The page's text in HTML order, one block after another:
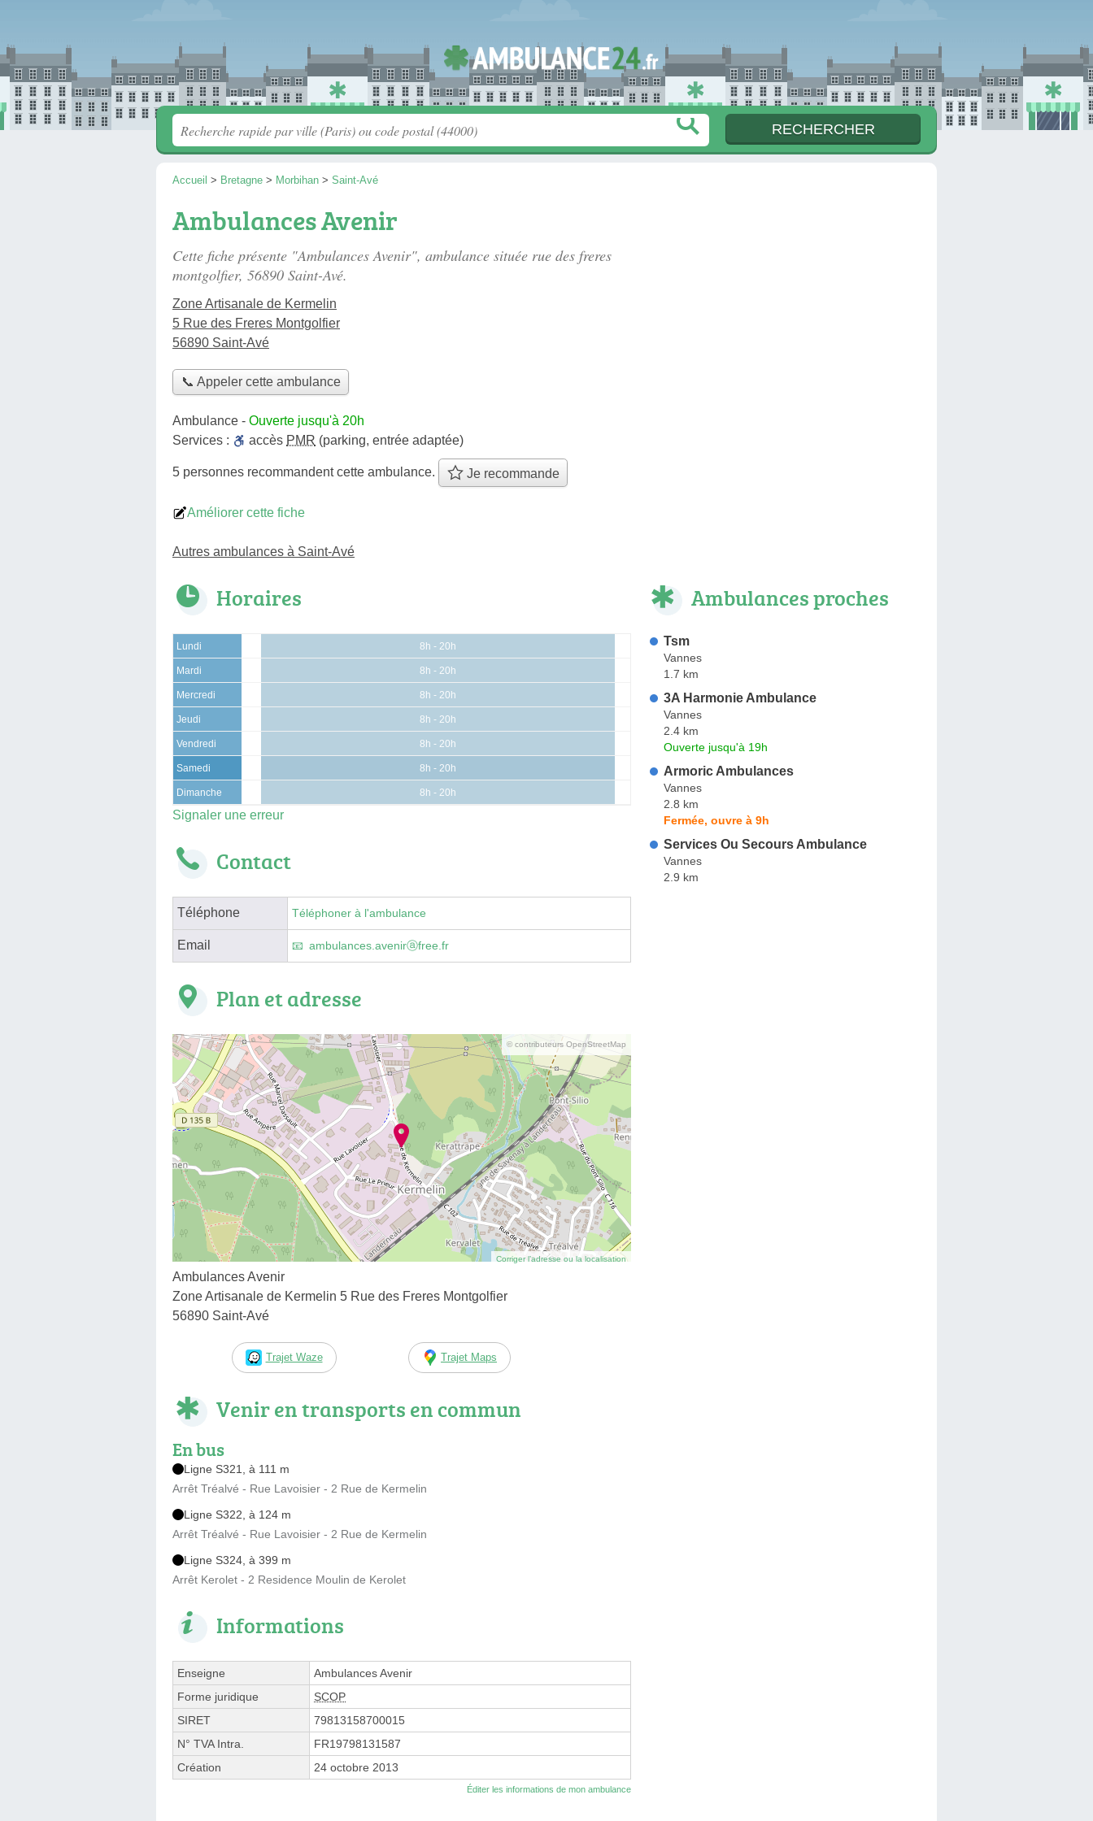
Accueil > Bretagne > Morbihan > Saint-Avé
Ambulances Avenir
Cette fiche présente "Ambulances Avenir", ambulance située rue des freres
montgolfier, 56890 Saint-Avé.
Zone Artisanale de Kermelin
5 Rue des Freres Montgolfier
56890 Saint-Avé
📞 Appeler cette ambulance
Ambulance - Ouverte jusqu'à 20h
Services :
accès PMR (parking, entrée adaptée)
5 personnes recommandentcette ambulance. Je recommande
Améliorer cette fiche
Autres ambulances à Saint-Avé
Horaires
Lundi 8h - 20h
Mardi 8h - 20h
Mercredi 8h - 20h
Jeudi 8h - 20h
Vendredi 8h - 20h
Samedi 8h - 20h
Dimanche 8h - 20h
Signaler une erreur
Contact
Téléphone Téléphoner à l'ambulance
Email ambulances.avenirⓐfree.fr
Plan et adresse
© contributeurs OpenStreetMap
Corriger l’adresse ou la localisation
Ambulances Avenir
Zone Artisanale de Kermelin 5 Rue des Freres Montgolfier
56890 Saint-Avé
Trajet Waze Trajet Maps
Venir en transports en commun
En bus
Ligne S321, à 111 m
Arrêt Tréalvé - Rue Lavoisier - 2 Rue de Kermelin
Ligne S322, à 124 m
Arrêt Tréalvé - Rue Lavoisier - 2 Rue de Kermelin
Ligne S324, à 399 m
Arrêt Kerolet - 2 Residence Moulin de Kerolet
Informations
Enseigne
Ambulances Avenir
Forme juridique
SCOP
SIRET
79813158700015
N° TVA Intra.
FR19798131587
Création
24 octobre 2013
Éditer les informations de mon ambulance
Ambulances proches
Tsm
Vannes
1.7 km
3A Harmonie Ambulance
Vannes
2.4 km
Ouverte jusqu'à 19h
Armoric Ambulances
Vannes
2.8 km
Fermée, ouvre à 9h
Services Ou Secours Ambulance
Vannes
2.9 km